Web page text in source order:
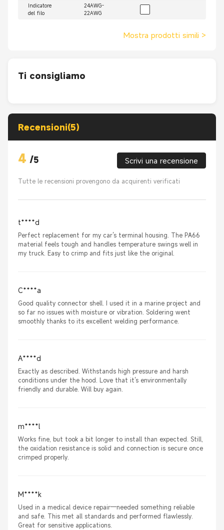
Indicatore
del filo
24AWG-
22AWG
Mostra prodotti simili >
Ti consigliamo
Recensioni(5)
4 /5 Scrivi una recensione
Tutte le recensioni provengono da acquirenti verificati
t****d
Perfect replacement for my car's terminal housing. The PA66
material feels tough and handles temperature swings well in
my truck. Easy to crimp and fits just like the original.
C****a
Good quality connector shell. I used it in a marine project and
so far no issues with moisture or vibration. Soldering went
smoothly thanks to its excellent welding performance.
A****d
Exactly as described. Withstands high pressure and harsh
conditions under the hood. Love that it's environmentally
friendly and durable. Will buy again.
m****l
Works fine, but took a bit longer to install than expected. Still,
the oxidation resistance is solid and connection is secure once
crimped properly.
M****k
Used in a medical device repair—needed something reliable
and safe. This met all standards and performed flawlessly.
Great for sensitive applications.